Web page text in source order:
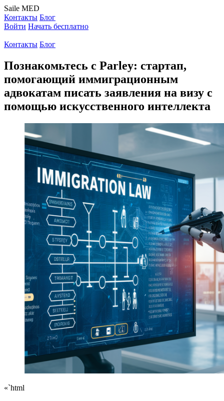
Saile MED
Контакты Блог
Войти Начать бесплатно
Контакты Блог
Познакомьтесь с Parley: стартап,
помогающий иммиграционным
адвокатам писать заявления на визу с
помощью искусственного интеллекта
«`html